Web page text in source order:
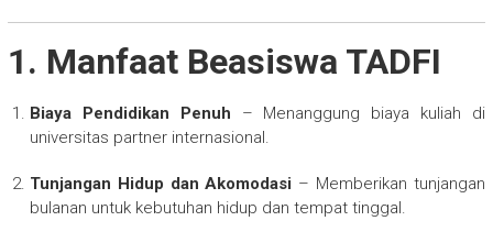
1. Manfaat Beasiswa TADFI
Biaya Pendidikan Penuh – Menanggung biaya kuliah di
universitas partner internasional.
Tunjangan Hidup dan Akomodasi – Memberikan tunjangan
bulanan untuk kebutuhan hidup dan tempat tinggal.